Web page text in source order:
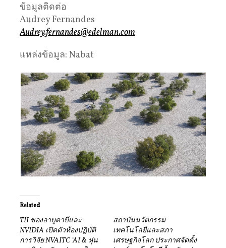
ข้อมูลติดต่อ
Audrey Fernandes
Audrey.fernandes@edelman.com
แหล่งข้อมูล: Nabat
Related
TII ของอาบูดาบีและ
NVIDIA เปิดตัวห้องปฏิบัติ
การวิจัย NVAITC ‘AI & หุ่น
สถาบันนวัตกรรม
เทคโนโลยีและสภา
เศรษฐกิจโลก ประกาศจัดตั้ง